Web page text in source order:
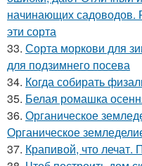
начинающих садоводов.
эти сорта
33. Сорта моркови для
для подзимнего посева
34. Когда собирать
35. Белая ромашка
36. Органическое
Органическое
37. Крапивой, что лечат.